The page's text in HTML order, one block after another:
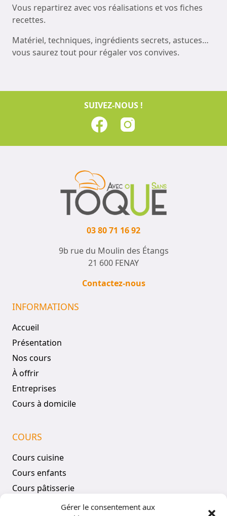
Gérer le consentement aux
Vous repartirez avec vos réalisations et vos fiches
recettes.
Matériel, techniques, ingrédients secrets, astuces…
vous saurez tout pour régaler vos convives.
SUIVEZ-NOUS !
03 80 71 16 92
9b rue du Moulin des Étangs
21 600 FENAY
Contactez-nous
INFORMATIONS
Accueil
Présentation
Nos cours
À offrir
Entreprises
Cours à domicile
COURS
Cours cuisine
Cours enfants
Cours pâtisserie
Tous les cours